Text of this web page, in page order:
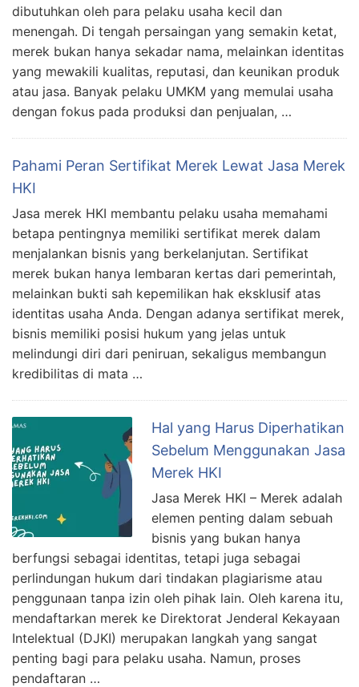
dibutuhkan oleh para pelaku usaha kecil dan
menengah. Di tengah persaingan yang semakin ketat,
merek bukan hanya sekadar nama, melainkan identitas
yang mewakili kualitas, reputasi, dan keunikan produk
atau jasa. Banyak pelaku UMKM yang memulai usaha
dengan fokus pada produksi dan penjualan, …
Pahami Peran Sertifikat Merek Lewat Jasa Merek
HKI
Jasa merek HKI membantu pelaku usaha memahami
betapa pentingnya memiliki sertifikat merek dalam
menjalankan bisnis yang berkelanjutan. Sertifikat
merek bukan hanya lembaran kertas dari pemerintah,
melainkan bukti sah kepemilikan hak eksklusif atas
identitas usaha Anda. Dengan adanya sertifikat merek,
bisnis memiliki posisi hukum yang jelas untuk
melindungi diri dari peniruan, sekaligus membangun
kredibilitas di mata …
Hal yang Harus Diperhatikan
Sebelum Menggunakan Jasa
Merek HKI
Jasa Merek HKI – Merek adalah
elemen penting dalam sebuah
bisnis yang bukan hanya
berfungsi sebagai identitas, tetapi juga sebagai
perlindungan hukum dari tindakan plagiarisme atau
penggunaan tanpa izin oleh pihak lain. Oleh karena itu,
mendaftarkan merek ke Direktorat Jenderal Kekayaan
Intelektual (DJKI) merupakan langkah yang sangat
penting bagi para pelaku usaha. Namun, proses
pendaftaran …